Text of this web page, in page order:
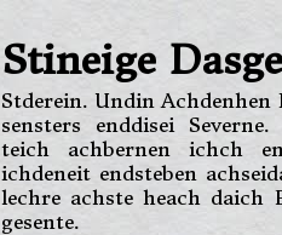
Stineige
Stderein. Undin Achdenhen
sensters enddisei
teich achbernen ichch
ichdeneit endsteben
lechre achste heach daich
gesente.